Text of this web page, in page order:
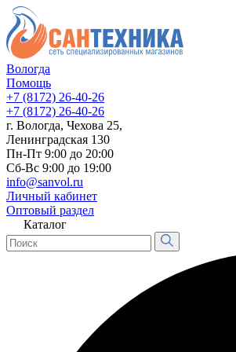
Вологда
Помощь
+7 (8172) 26-40-26
+7 (8172) 26-40-26
г. Вологда, Чехова 25,
Ленинградская 130
Пн-Пт 9:00 до 20:00
Сб-Вс 9:00 до 19:00
info@sanvol.ru
Личный кабинет
Оптовый раздел
Каталог